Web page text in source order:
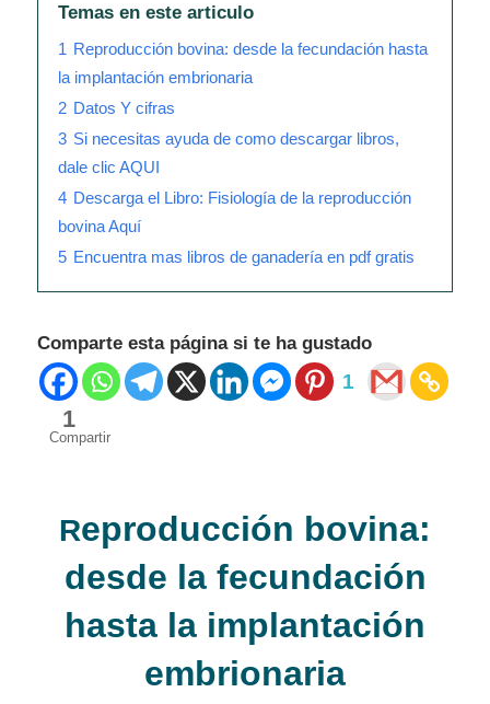
Temas en este articulo
1 Reproducción bovina: desde la fecundación hasta
la implantación embrionaria
2 Datos Y cifras
3 Si necesitas ayuda de como descargar libros,
dale clic AQUI
4 Descarga el Libro: Fisiología de la reproducción
bovina Aquí
5 Encuentra mas libros de ganadería en pdf gratis
Comparte esta página si te ha gustado
1
1
Compartir
Reproducción bovina:
desde la fecundación
hasta la implantación
embrionaria